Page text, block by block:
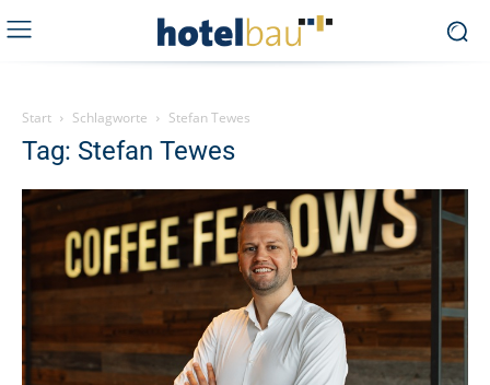
Start Schlagworte Stefan Tewes
Tag: Stefan Tewes